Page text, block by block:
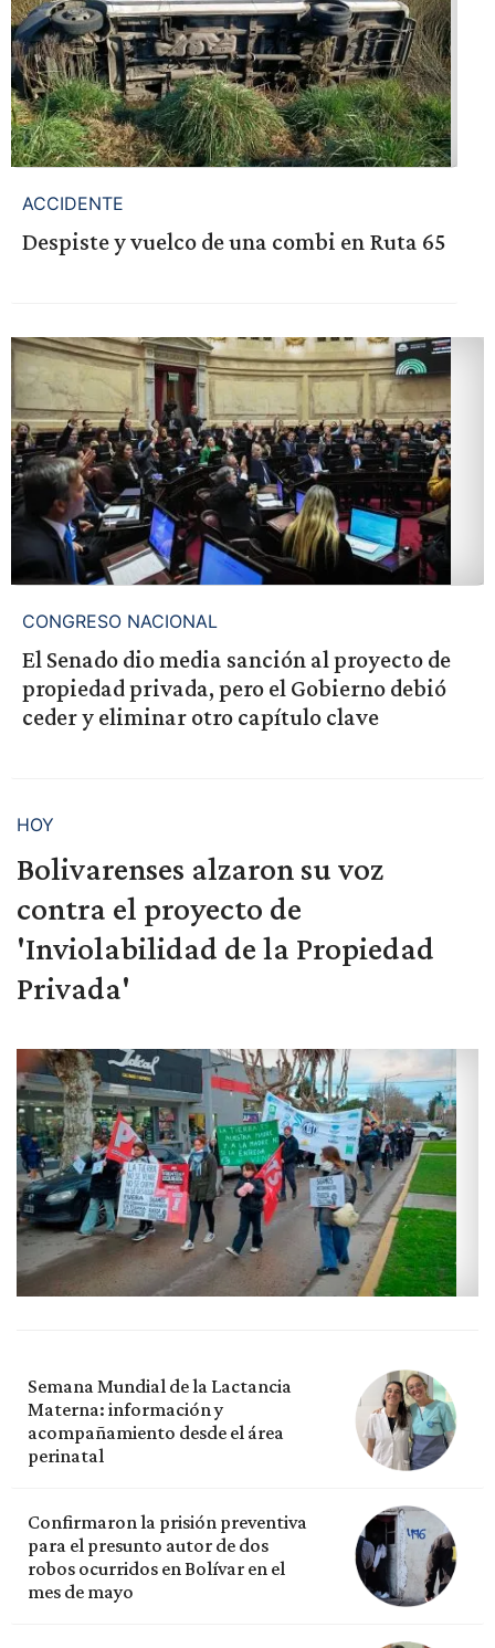
ACCIDENTE
Despiste y vuelco de una combi en Ruta 65
CONGRESO NACIONAL
El Senado dio media sanción al proyecto de
propiedad privada, pero el Gobierno debió
ceder y eliminar otro capítulo clave
HOY
Bolivarenses alzaron su voz
contra el proyecto de
'Inviolabilidad de la Propiedad
Privada'
Semana Mundial de la Lactancia
Materna: información y
acompañamiento desde el área
perinatal
Confirmaron la prisión preventiva
para el presunto autor de dos
robos ocurridos en Bolívar en el
mes de mayo